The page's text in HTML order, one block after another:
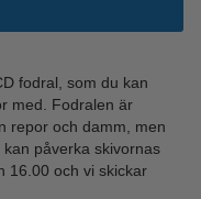
fodral, som du kan
med. Fodralen är
repor och damm, men
påverka skivornas
16.00 och vi skickar